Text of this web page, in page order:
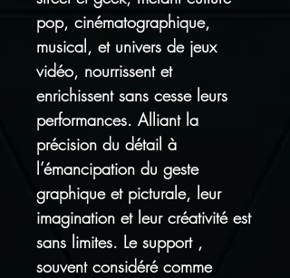
pop, cinématographique,
musical, et univers de jeux
vidéo, nourrissent et
enrichissent sans cesse leurs
performances. Alliant la
précision du détail à
l’émancipation du geste
graphique et picturale, leur
imagination et leur créativité est
sans limites. Le support ,
souvent considéré comme